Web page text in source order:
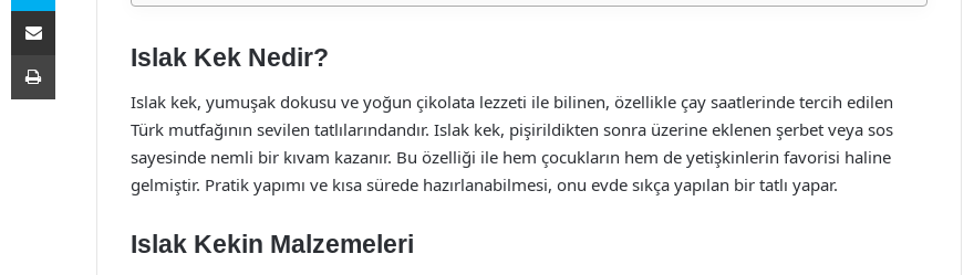
Islak Kek Nedir?
Islak kek, yumuşak dokusu ve yoğun çikolata lezzeti ile bilinen, özellikle çay saatlerinde tercih edilen
Türk mutfağının sevilen tatlılarındandır. Islak kek, pişirildikten sonra üzerine eklenen şerbet veya sos
sayesinde nemli bir kıvam kazanır. Bu özelliği ile hem çocukların hem de yetişkinlerin favorisi haline
gelmiştir. Pratik yapımı ve kısa sürede hazırlanabilmesi, onu evde sıkça yapılan bir tatlı yapar.
Islak Kekin Malzemeleri
E-Posta ile paylaş